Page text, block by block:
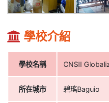
ESL 一般英文課程
雅思先修班
雅思保證班
0800-558-289
www.EzgoAbroad.com.tw
service@ezgoabroad.com.tw
遊學打工/海外工讀/雅思,托福/多益加強
學校介紹
學校名稱 CNSII
所在城市 碧瑤Baguio